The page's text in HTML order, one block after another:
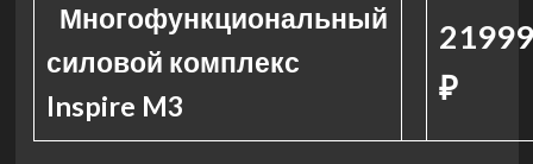
Многофункциональный
силовой комплекс
Inspire M3
₽